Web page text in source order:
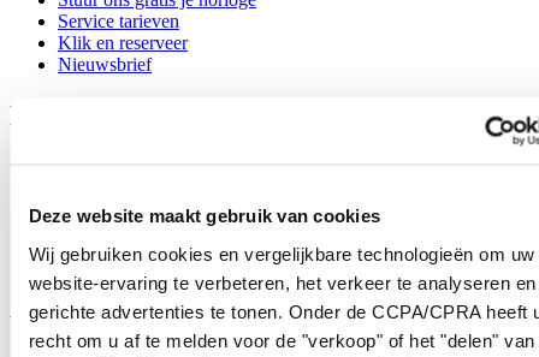
Deze website maakt gebruik van cookies
Wij gebruiken cookies en vergelijkbare technologieën om uw
website-ervaring te verbeteren, het verkeer te analyseren en
gerichte advertenties te tonen. Onder de CCPA/CPRA heeft
recht om u af te melden voor de "verkoop" of het "delen" van
Service tarieven
Klik en reserveer
Nieuwsbrief
Legal
Cookie meldingen
Verkoopvoorwaarden
Herroeping van de overeenkomst
Word lid van de CERTINA club